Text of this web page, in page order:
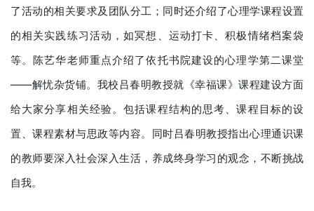
了活动的相关要求及团队分工；同时还介绍了心理学课程设置
的相关实践练习活动，如冥想、运动打卡、积极情绪档案袋
等。陈艺华老师重点介绍了依托书院建设的心理学第二课堂
——解忧杂货铺。我校吕春明教授就《幸福课》课程建设方面
给大家分享相关经验。包括课程结构的思考、课程目标的设
置、课程素材与思政等内容。同时吕春明教授指出心理通识课
的教师要深入社会深入生活，养成终身学习的观念，不断挑战
自我。